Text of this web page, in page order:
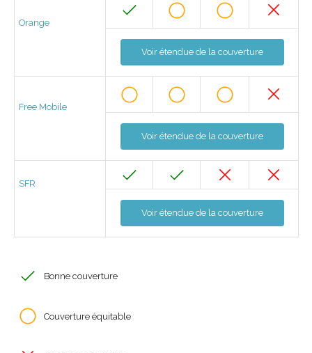
Orange
Voir étendue de la couverture
Free Mobile
Voir étendue de la couverture
SFR
Voir étendue de la couverture
Bonne couverture
Couverture équitable